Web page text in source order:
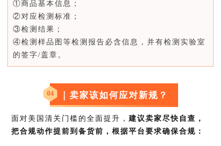
①商品基本信息；
②对应检测标准；
③检测结果；
④检测样品图等检测报告必含信息，并有检测实验室
的签字/盖章。
04 ｜卖家该如何应对新规？
面对美国清关门槛的全面提升， 建议卖家尽快自查，
把合规动作提前到备货前，根据平台要求确保合规：